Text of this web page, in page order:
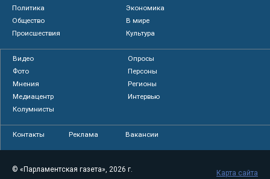
Политика
Экономика
Общество
В мире
Происшествия
Культура
Видео
Опросы
Фото
Персоны
Мнения
Регионы
Медиацентр
Интервью
Колумнисты
Контакты Реклама Вакансии
© «Парламентская газета», 2026 г.
Карта сайта